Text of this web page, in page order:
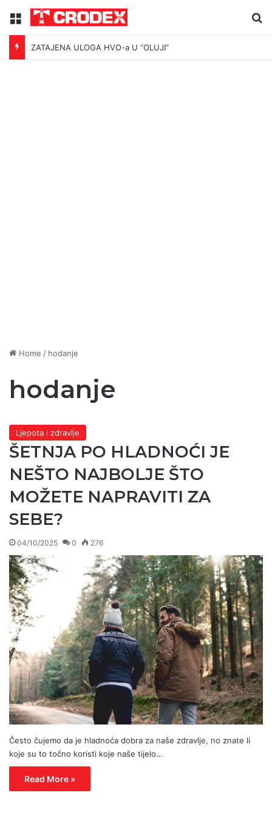
Menu
ZATAJENA ULOGA HVO-a U “OLUJI”
Home / hodanje
hodanje
Ljepota i zdravlje
ŠETNJA PO HLADNOĆI JE
NEŠTO NAJBOLJE ŠTO
MOŽETE NAPRAVITI ZA
SEBE?
04/10/2025 0 276
Često čujemo da je hladnoća dobra za naše zdravlje, no znate li
koje su to točno koristi koje naše tijelo…
Read More »